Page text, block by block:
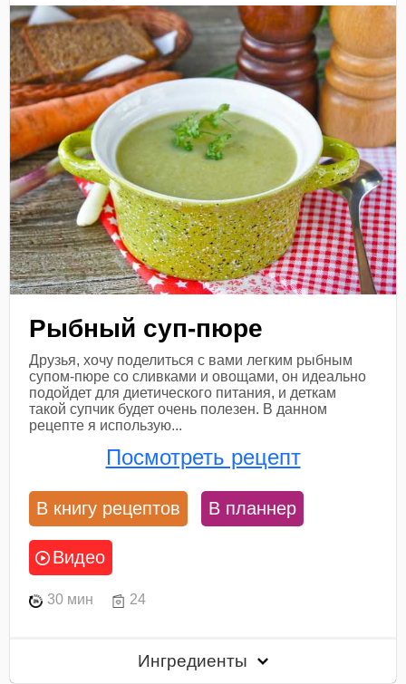
Рыбный суп-пюре
Друзья, хочу поделиться с вами легким рыбным
супом-пюре со сливками и овощами, он идеально
подойдет для диетического питания, и деткам
такой супчик будет очень полезен. В данном
рецепте я использую...
Посмотреть рецепт
В книгу рецептов В планнер
Видео
30 мин 24
Ингредиенты